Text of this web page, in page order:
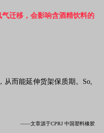
迁移，会影响含酒精饮料的
而能延伸货架保质期。 So,
——文章源于CPRJ 中国塑料橡胶